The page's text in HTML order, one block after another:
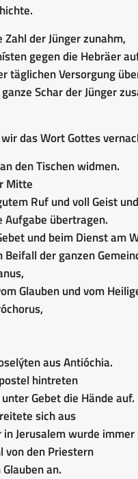
der Jünger zunahm,
gegen die Hebräer
täglichen Versorgung
Schar der Jünger
das Wort Gottes
den Tischen widmen.
Mitte
Ruf und voll Geist
übertragen.
und beim Dienst am
Beifall der ganzen
Glauben und vom
aus Antióchia.
hintreten
Gebet die Hände auf.
sich aus
in Jerusalem wurde
von den Priestern
an.